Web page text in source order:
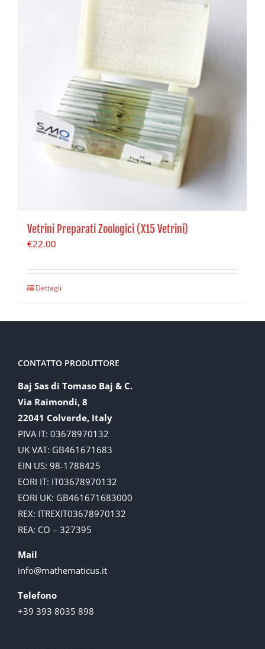
Vetrini Preparati Zoologici (X15 Vetrini)
€22.00
Dettagli
CONTATTO PRODUTTORE
Baj Sas di Tomaso Baj & C.
Via Raimondi, 8
22041 Colverde, Italy
PIVA IT: 03678970132
UK VAT: GB461671683
EIN US: 98-1788425
EORI IT: IT03678970132
EORI UK: GB461671683000
REX: ITREXIT03678970132
REA: CO – 327395
Mail
info@mathematicus.it
Telefono
+39 393 8035 898